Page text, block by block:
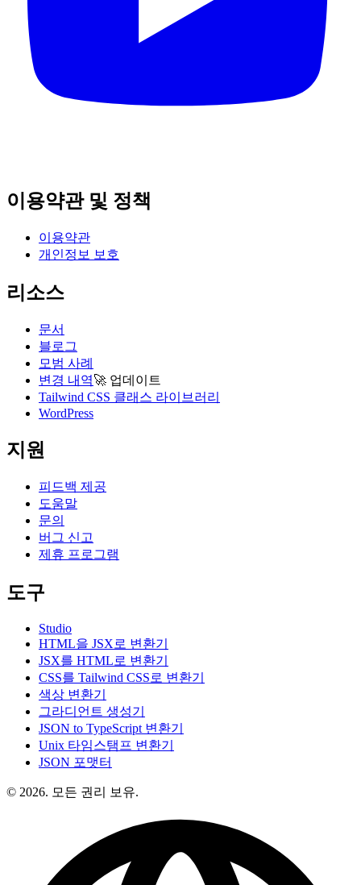
이용약관 및 정책
이용약관
개인정보 보호
리소스
문서
블로그
모범 사례
변경 내역🚀 업데이트
Tailwind CSS 클래스 라이브러리
WordPress
지원
피드백 제공
도움말
문의
버그 신고
제휴 프로그램
도구
Studio
HTML을 JSX로 변환기
JSX를 HTML로 변환기
CSS를 Tailwind CSS로 변환기
색상 변환기
그라디언트 생성기
JSON to TypeScript 변환기
Unix 타임스탬프 변환기
JSON 포맷터
© 2026. 모든 권리 보유.